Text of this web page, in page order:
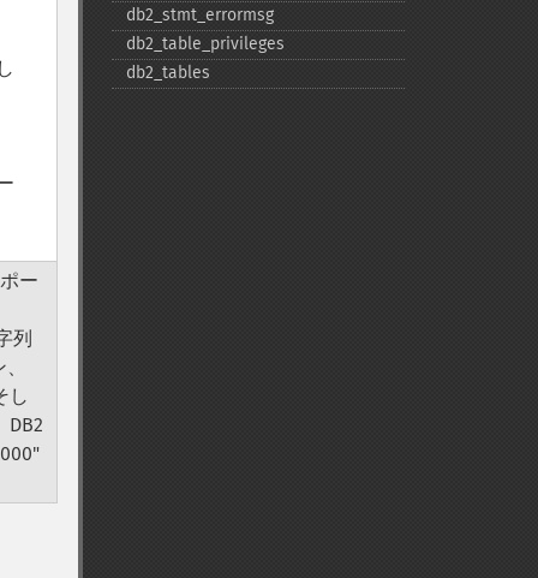
ー
列
し
DB2
db2_​stmt_​errormsg
db2_​table_​privileges
db2_​tables